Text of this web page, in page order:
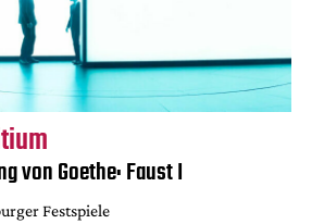
von Goethe: Faust I
Festspiele